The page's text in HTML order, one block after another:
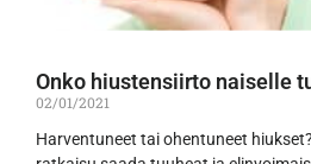
Onko hiustensiirto naiselle
02/01/2021
Harventuneet tai ohentuneet